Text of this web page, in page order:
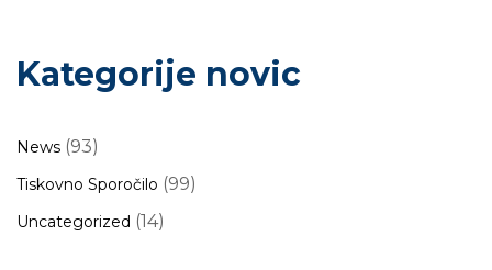
Kategorije novic
News (93)
Tiskovno Sporočilo (99)
Uncategorized (14)